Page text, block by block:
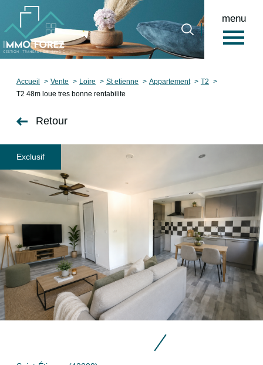
menu
Accueil
0
Accueil Vente Loire St etienne Appartement
T2
T2 48m loue tres bonne rentabilite
Retour
Exclusif